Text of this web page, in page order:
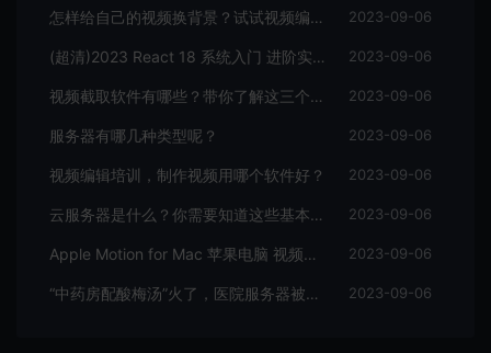
怎样给自己的视频换背景？试试视频编辑软件 2023-09-06
(超清)2023 React 18 系统入门 进阶实战《欢乐购》 2023-09-06
视频截取软件有哪些？带你了解这三个视频编辑软件 2023-09-06
服务器有哪几种类型呢？ 2023-09-06
视频编辑培训，制作视频用哪个软件好？ 2023-09-06
云服务器是什么？你需要知道这些基本知识 2023-09-06
Apple Motion for Mac 苹果电脑 视频编辑软件 2023-09-06
“中药房配酸梅汤”火了，医院服务器被挤爆，网友：更适合中国宝宝体质 2023-09-06